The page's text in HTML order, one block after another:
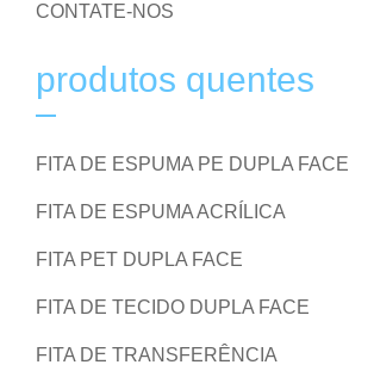
CONTATE-NOS
produtos quentes
FITA DE ESPUMA PE DUPLA FACE
FITA DE ESPUMA ACRÍLICA
FITA PET DUPLA FACE
FITA DE TECIDO DUPLA FACE
FITA DE TRANSFERÊNCIA